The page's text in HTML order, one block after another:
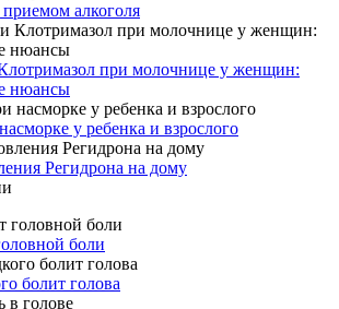
алкоголя
при молочнице у женщин:
нюансы
у ребенка и взрослого
Регидрона на дому
боли
болит голова